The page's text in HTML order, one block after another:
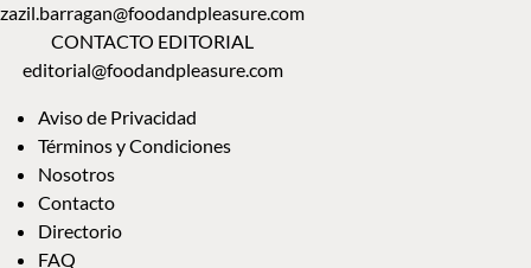
zazil.barragan@foodandpleasure.com
CONTACTO EDITORIAL
editorial@foodandpleasure.com
Aviso de Privacidad
Términos y Condiciones
Nosotros
Contacto
Directorio
FAQ